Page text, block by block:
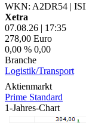
WKN: A2DR54 |
Xetra
07.08.26 | 17:35
278,00 Euro
0,00 % 0,00
Branche
Logistik/Transport
Aktienmarkt
Prime Standard
1-Jahres-Chart